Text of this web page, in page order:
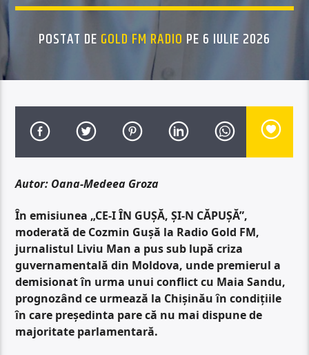
POSTAT DE GOLD FM RADIO PE 6 IULIE 2026
Autor: Oana-Medeea Groza
În emisiunea „CE-I ÎN GUȘĂ, ȘI-N CĂPUȘĂ”,
moderată de Cozmin Gușă la Radio Gold FM,
jurnalistul Liviu Man a pus sub lupă criza
guvernamentală din Moldova, unde premierul a
demisionat în urma unui conflict cu Maia Sandu,
prognozând ce urmează la Chișinău în condițiile
în care președinta pare că nu mai dispune de
majoritate parlamentară.